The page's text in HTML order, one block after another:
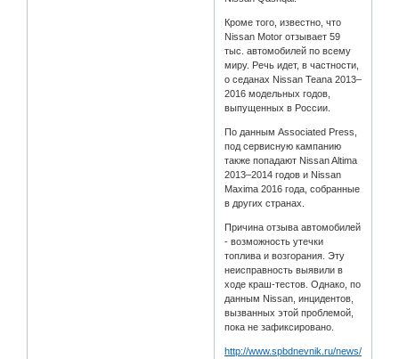
Кроме того, известно, что
Nissan Motor отзывает 59
тыс. автомобилей по всему
миру. Речь идет, в частности,
о седанах Nissan Teana 2013–
2016 модельных годов,
выпущенных в России.
По данным Associated Press,
под сервисную кампанию
также попадают Nissan Altima
2013–2014 годов и Nissan
Maxima 2016 года, собранные
в других странах.
Причина отзыва автомобилей
- возможность утечки
топлива и возгорания. Эту
неисправность выявили в
ходе краш-тестов. Однако, по
данным Nissan, инцидентов,
вызванных этой проблемой,
пока не зафиксировано.
http://www.spbdnevnik.ru/news/2015-